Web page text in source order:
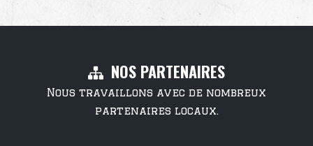
NOS PARTENAIRES
Nous travaillons avec de nombreux
partenaires locaux.